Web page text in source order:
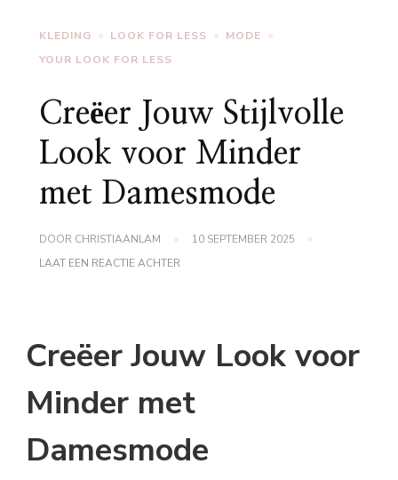
KLEDING LOOK FOR LESS
MODE
YOUR LOOK FOR LESS
Creëer Jouw Stijlvolle
Look voor Minder
met Damesmode
DOOR CHRISTIAANLAM
10 SEPTEMBER 2025
LAAT EEN REACTIE ACHTER
MINDER
MET
Creëer Jouw Look voor
Minder met
Damesmode